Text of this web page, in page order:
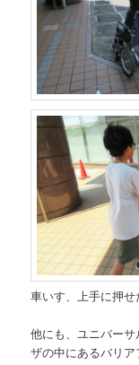
車いす、上手に押せ
他にも、ユニバー
ザの中にあるバリア